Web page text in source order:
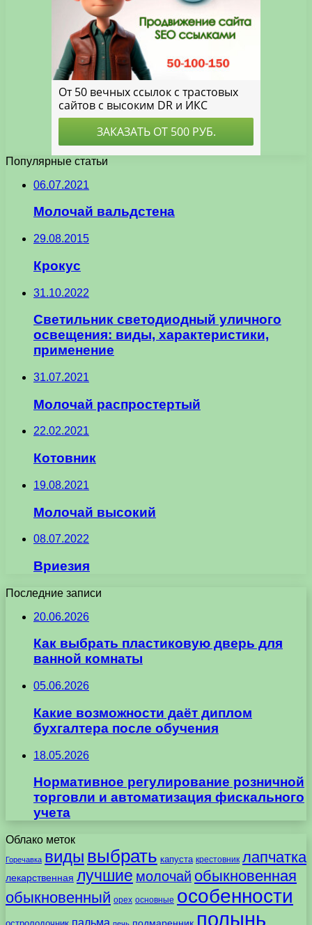
Популярные статьи
06.07.2021
Молочай вальдстена
29.08.2015
Крокус
31.10.2022
Светильник светодиодный уличного
освещения: виды, характеристики,
применение
31.07.2021
Молочай распростертый
22.02.2021
Котовник
19.08.2021
Молочай высокий
08.07.2022
Вриезия
Последние записи
20.06.2026
Как выбрать пластиковую дверь для
ванной комнаты
05.06.2026
Какие возможности даёт диплом
бухгалтера после обучения
18.05.2026
Нормативное регулирование розничной
торговли и автоматизация фискального
учета
Облако меток
Горечавка виды выбрать капуста крестовник лапчатка
лекарственная лучшие молочай обыкновенная
обыкновенный орех основные особенности
пальма полынь